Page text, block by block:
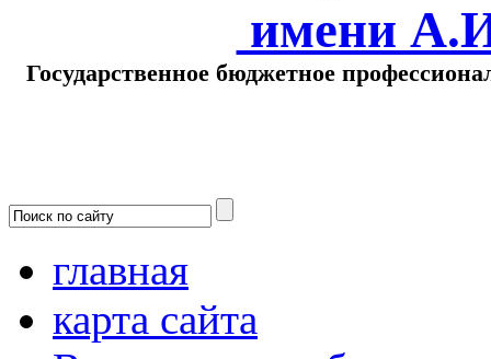
имени
Государственное бюджетное
главная
карта сайта